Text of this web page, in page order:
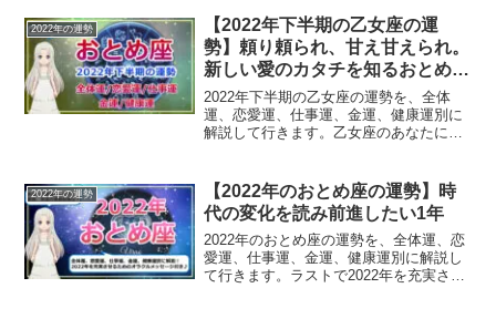
2022年の運勢
【2022年下半期の乙女座の運
勢】頼り頼られ、甘え甘えられ。
新しい愛のカタチを知るおとめ座
の2022年後半
2022年下半期の乙女座の運勢を、全体
運、恋愛運、仕事運、金運、健康運別に
解説して行きます。乙女座のあなたにと
2022年の運勢
【2022年のおとめ座の運勢】時
代の変化を読み前進したい1年
2022年のおとめ座の運勢を、全体運、恋
愛運、仕事運、金運、健康運別に解説し
て行きます。ラストで2022年を充実させ